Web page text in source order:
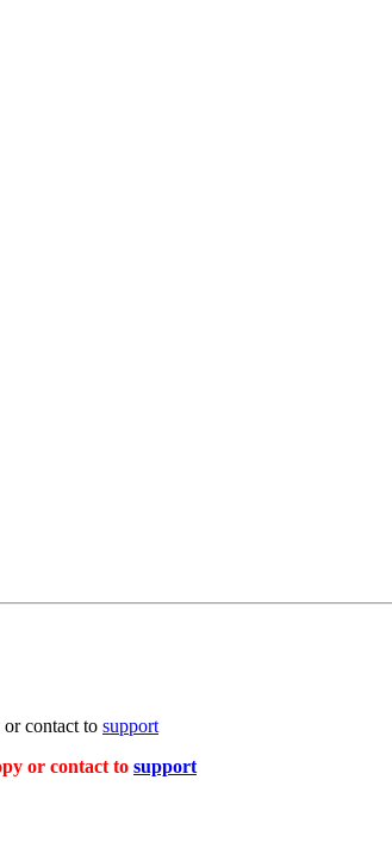
contact to support
or contact to support